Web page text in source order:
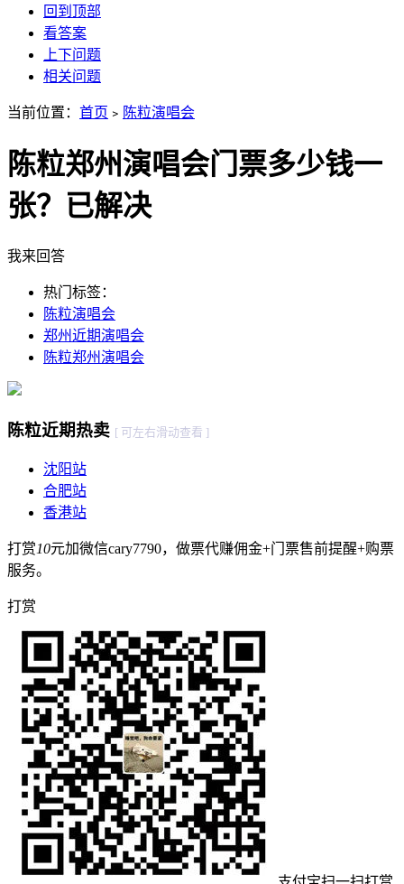
回到顶部
看答案
上下问题
相关问题
当前位置： 首页 ﹥ 陈粒演唱会
陈粒郑州演唱会门票多少钱一
张？ 已解决
我来回答
热门标签：
陈粒演唱会
郑州近期演唱会
陈粒郑州演唱会
陈粒近期热卖 [ 可左右滑动查看 ]
沈阳站
合肥站
香港站
打赏10元加微信cary7790，做票代赚佣金+门票售前提醒+购票
服务。
打赏